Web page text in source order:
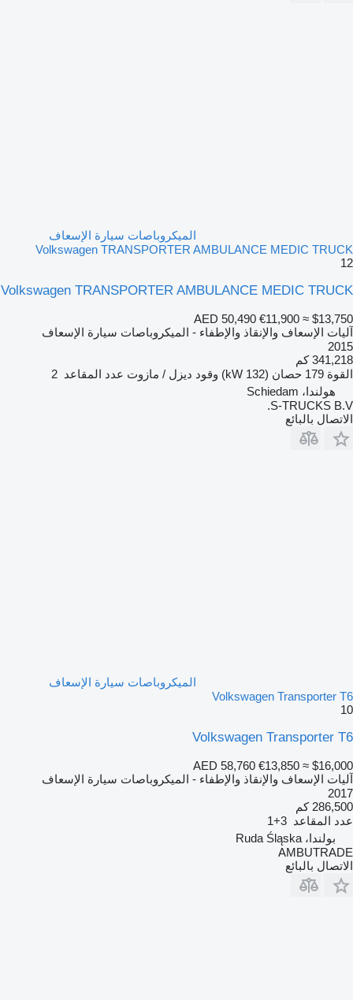
الميكروباصات سيارة الإسعاف
Volkswagen TRANSPORTER AMBULANCE MEDIC TRUCK
12
Volkswagen TRANSPORTER AMBULANCE MEDIC TRUCK
AED 50,490 €11,900 ≈ $13,750
آليات الإسعاف والإنقاذ والإطفاء - الميكروباصات سيارة الإسعاف
2015
341,218 كم
القوة 179 حصان (132 kW) وقود ديزل / مازوت عدد المقاعد 2
هولندا، Schiedam
S-TRUCKS B.V.
الاتصال بالبائع
الميكروباصات سيارة الإسعاف
Volkswagen Transporter T6
10
Volkswagen Transporter T6
AED 58,760 €13,850 ≈ $16,000
آليات الإسعاف والإنقاذ والإطفاء - الميكروباصات سيارة الإسعاف
2017
286,500 كم
عدد المقاعد 3+1
بولندا، Ruda Śląska
AMBUTRADE
الاتصال بالبائع